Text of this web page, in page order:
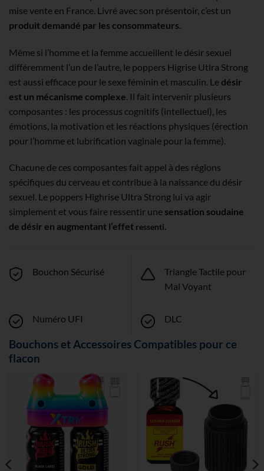
mise vente en France. Livré avec son présentoir, c’est un
produit demandé par les consommateurs.
Même si l’homme et la femme accueillent le désir sexuel
différemment l’un de l’autre, le poppers Higrise Utlra Strong
est aussi efficace pour le sexe féminin et masculin. Le désir
est un mécanisme complexe . Il fait intervenir plusieurs
composantes : les processus cognitifs (intellectuel), les
émotions, la motivation et les réactions physiques (érection
pour l’homme et lubrification vaginale pour la femme).
Chacune de ces composantes fait appel à des régions
spécifiques du cerveau et contribue à la naissance du désir
sexuel. Le poppers Highrise Ultra Strong lui va agir
simplement et vous faire ressentir une sensation soudaine
de désir en augmentant l’effet ressenti.
Bouchon Sécurisé
Triangle Tactile pour
Mal Voyant
Numéro UFI DLC
Bouchons et Accessoires Compatibles pour ce
flacon